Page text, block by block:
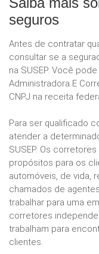
seguros
Antes de contratar
consultar se a
na SUSEP. Você
Administradora E
CNPJ na receita
Para ser qualificado
atender a
SUSEP. Os
propósitos para os
automóveis, de vida,
chamados de
trabalhar para uma
corretores
trabalham para
clientes.